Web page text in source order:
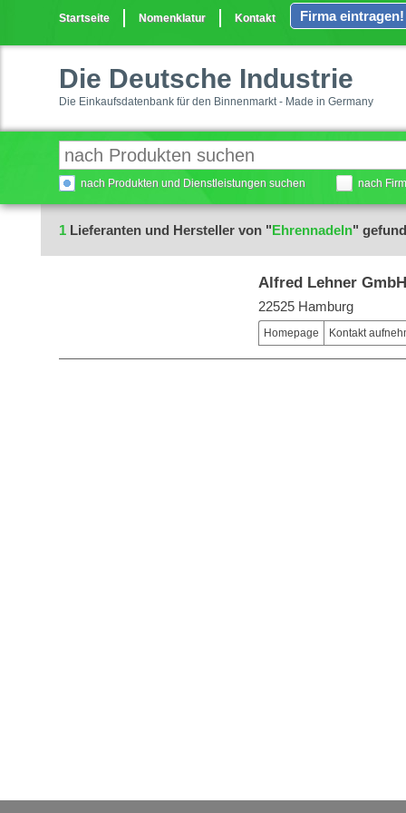
Startseite Nomenklatur Kontakt Firma eintragen!
Die Deutsche Industrie
Die Einkaufsdatenbank für den Binnenmarkt - Made in Germany
nach Produkten und Dienstleistungen suchen nach
1 Lieferanten und Hersteller von "Ehrennadeln"
Alfred Lehner GmbH
22525 Hamburg
Homepage Kontakt